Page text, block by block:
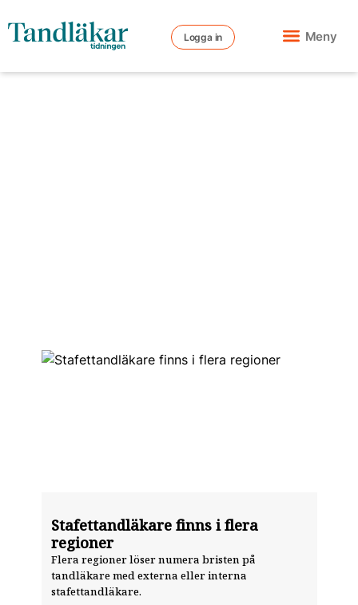
Logga in Meny
Stafettandläkare finns i flera
regioner
Flera regioner löser numera bristen på
tandläkare med externa eller interna
stafettandläkare.